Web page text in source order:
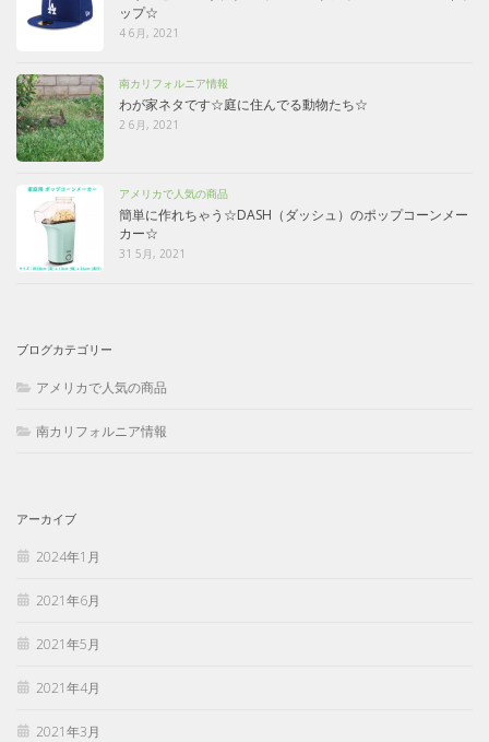
ップ☆
4 6月, 2021
南カリフォルニア情報
わが家ネタです☆庭に住んでる動物たち☆
2 6月, 2021
アメリカで人気の商品
簡単に作れちゃう☆DASH（ダッシュ）のポップコーンメー
カー☆
31 5月, 2021
ブログカテゴリー
アメリカで人気の商品
南カリフォルニア情報
アーカイブ
2024年1月
2021年6月
2021年5月
2021年4月
2021年3月